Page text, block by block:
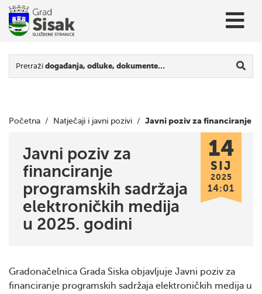
Pretraži događanja, odluke, dokumente…
Početna / Natječaji i javni pozivi / Javni poziv za financiranje
programskih sadržaja elektroničkih medija u 2025. godini
Javni poziv za
financiranje
programskih sadržaja
elektroničkih medija
u 2025. godini
14
SIJ
2025
14:01
Gradonačelnica Grada Siska objavljuje Javni poziv za
financiranje programskih sadržaja elektroničkih medija u